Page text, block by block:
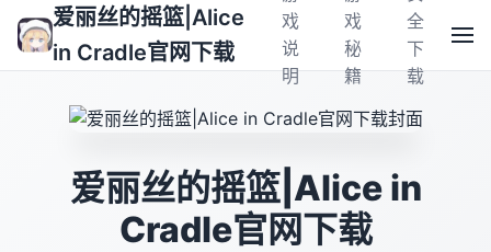
爱丽丝的摇篮|Alice
in Cradle官网下载
戏
说
明
戏
秘
籍
全
下
载
爱丽丝的摇篮|Alice in
Cradle官网下载